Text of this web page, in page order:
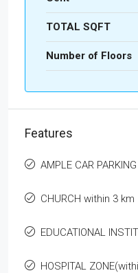
TOTAL SQFT
Number of Floors
Features
AMPLE CAR PARKING
CHURCH within 3 km
EDUCATIONAL
HOSPITAL